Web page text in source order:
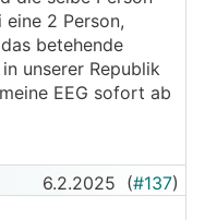
Fall, weil Netz
und
2 Person,
betehende
unserer Republik
EEG sofort ab
6.2.2025 (#137)